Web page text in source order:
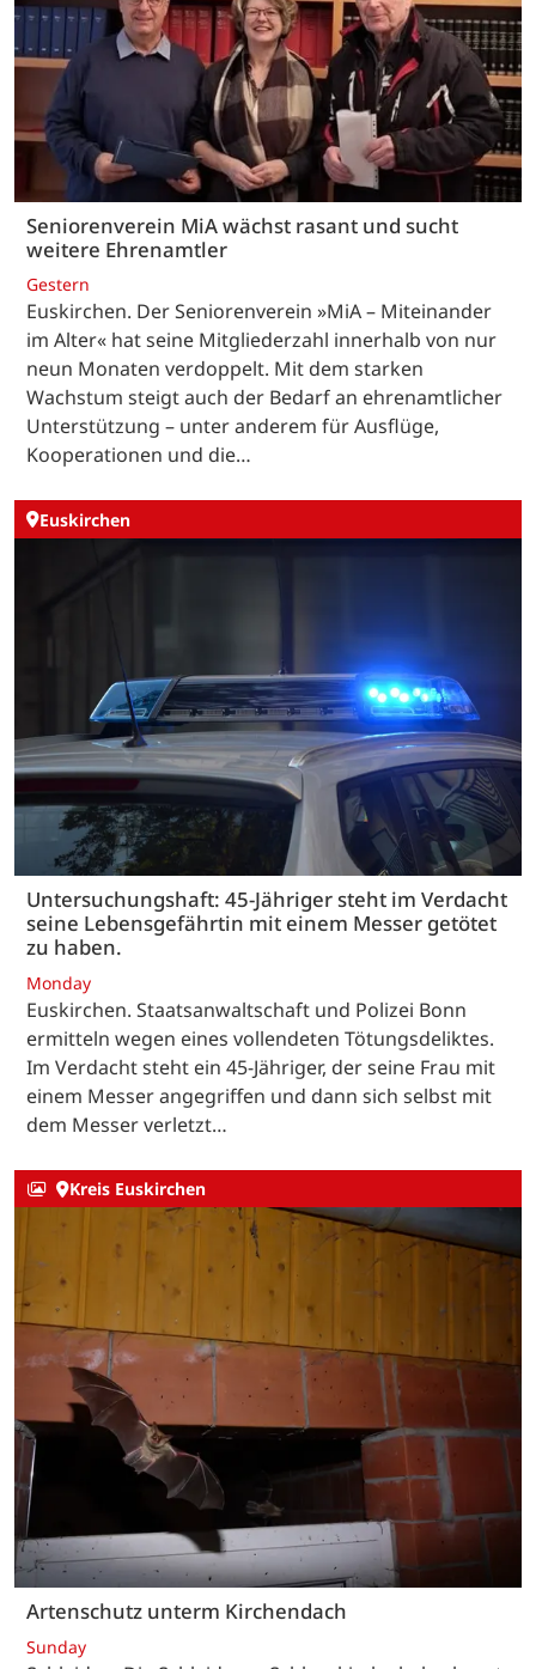
Seniorenverein MiA wächst rasant und sucht
weitere Ehrenamtler
Gestern
Euskirchen. Der Seniorenverein »MiA – Miteinander
im Alter« hat seine Mitgliederzahl innerhalb von nur
neun Monaten verdoppelt. Mit dem starken
Wachstum steigt auch der Bedarf an ehrenamtlicher
Unterstützung – unter anderem für Ausflüge,
Kooperationen und die…
Euskirchen
Untersuchungshaft: 45-Jähriger steht im Verdacht
seine Lebensgefährtin mit einem Messer getötet
zu haben.
Monday
Euskirchen. Staatsanwaltschaft und Polizei Bonn
ermitteln wegen eines vollendeten Tötungsdeliktes.
Im Verdacht steht ein 45-Jähriger, der seine Frau mit
einem Messer angegriffen und dann sich selbst mit
dem Messer verletzt…
Kreis Euskirchen
Artenschutz unterm Kirchendach
Sunday